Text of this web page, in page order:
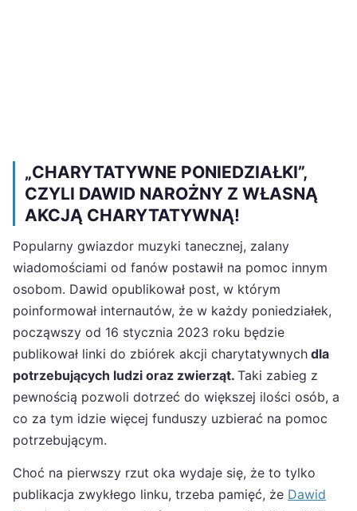
„CHARYTATYWNE PONIEDZIAŁKI”,
CZYLI DAWID NAROŻNY Z WŁASNĄ
AKCJĄ CHARYTATYWNĄ!
Popularny gwiazdor muzyki tanecznej, zalany
wiadomościami od fanów postawił na pomoc innym
osobom. Dawid opublikował post, w którym
poinformował internautów, że w każdy poniedziałek,
począwszy od 16 stycznia 2023 roku będzie
publikował linki do zbiórek akcji charytatywnych dla
potrzebujących ludzi oraz zwierząt. Taki zabieg z
pewnością pozwoli dotrzeć do większej ilości osób, a
co za tym idzie więcej funduszy uzbierać na pomoc
potrzebującym.
Choć na pierwszy rzut oka wydaje się, że to tylko
publikacja zwykłego linku, trzeba pamięć, że Dawid